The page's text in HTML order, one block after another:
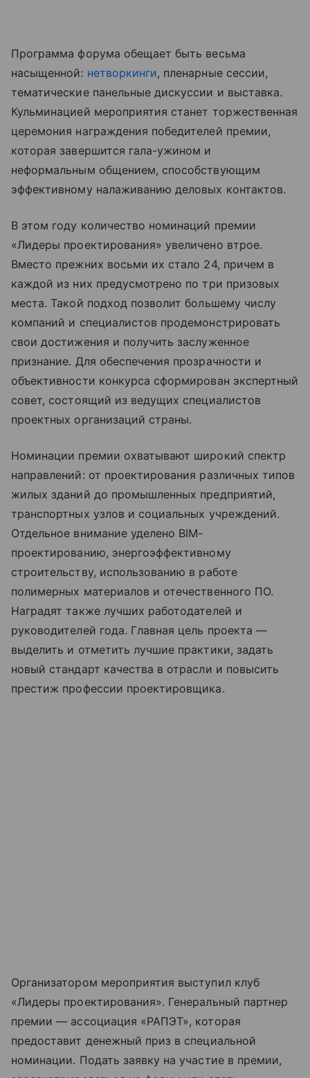
Программа форума обещает быть весьма
насыщенной: нетворкинги, пленарные сессии,
тематические панельные дискуссии и выставка.
Кульминацией мероприятия станет торжественная
церемония награждения победителей премии,
которая завершится гала-ужином и
неформальным общением, способствующим
эффективному налаживанию деловых контактов.
В этом году количество номинаций премии
«Лидеры проектирования» увеличено втрое.
Вместо прежних восьми их стало 24, причем в
каждой из них предусмотрено по три призовых
места. Такой подход позволит большему числу
компаний и специалистов продемонстрировать
свои достижения и получить заслуженное
признание. Для обеспечения прозрачности и
объективности конкурса сформирован экспертный
совет, состоящий из ведущих специалистов
проектных организаций страны.
Номинации премии охватывают широкий спектр
направлений: от проектирования различных типов
жилых зданий до промышленных предприятий,
транспортных узлов и социальных учреждений.
Отдельное внимание уделено BIM-
проектированию, энергоэффективному
строительству, использованию в работе
полимерных материалов и отечественного ПО.
Наградят также лучших работодателей и
руководителей года. Главная цель проекта —
выделить и отметить лучшие практики, задать
новый стандарт качества в отрасли и повысить
престиж профессии проектировщика.
Организатором мероприятия выступил клуб
«Лидеры проектирования». Генеральный партнер
премии — ассоциация «РАПЭТ», которая
предоставит денежный приз в специальной
номинации. Подать заявку на участие в премии,